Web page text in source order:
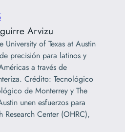
Arvizu
University of Texas at Austin
precisión para latinos y
a través de
Crédito: Tecnológico
de Monterrey y The
unen esfuerzos para
Center (OHRC),